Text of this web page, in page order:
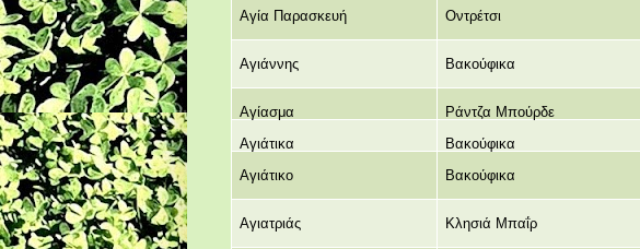
Αγία Παρασκευή
Οντρέτσι
Αγιάννης
Βακούφικα
Αγίασμα
Ράντζα Μπούρδε
Αγιάτικα
Βακούφικα
Αγιάτικο
Βακούφικα
Αγιατριάς
Κλησιά Μπαΐρ